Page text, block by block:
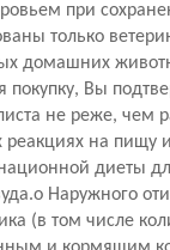
при
только
домашних
Вы
не реже, чем
реакциях на
диеты
Наружного
(в том числе